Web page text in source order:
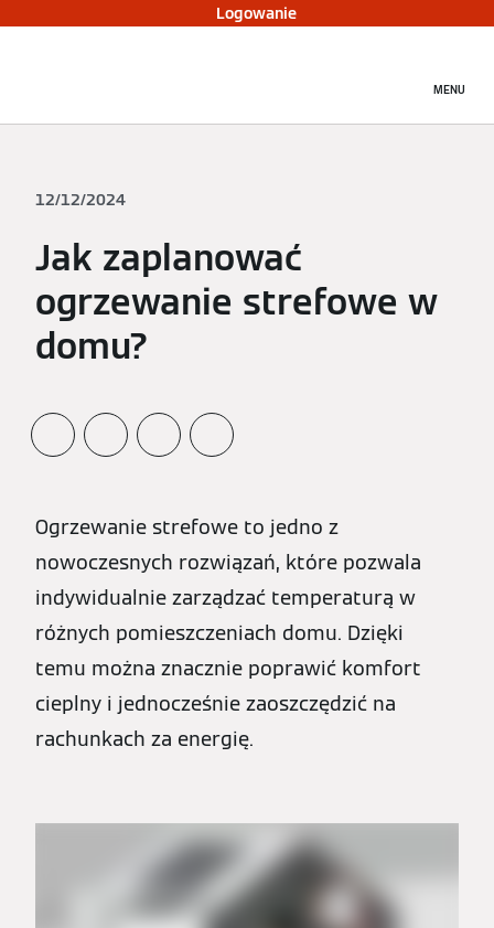
Logowanie
MENU
12/12/2024
Jak zaplanować
ogrzewanie strefowe w
domu?
Ogrzewanie strefowe to jedno z
nowoczesnych rozwiązań, które pozwala
indywidualnie zarządzać temperaturą w
różnych pomieszczeniach domu. Dzięki
temu można znacznie poprawić komfort
cieplny i jednocześnie zaoszczędzić na
rachunkach za energię.